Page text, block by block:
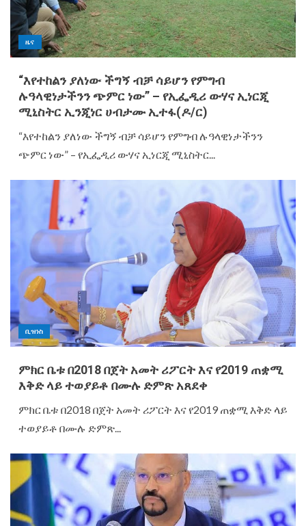
ዜና
“እየተከልን ያለነው ችግኝ ብቻ ሳይሆን የምግብ
ሉዓላዊነታችንን ጭምር ነው” – የኢፌዲሪ ውሃና ኢነርጂ
ሚኒስትር ኢንጂነር ሀብታሙ ኢተፋ(ዶ/ር)
“እየተከልን ያለነው ችግኝ ብቻ ሳይሆን የምግብ ሉዓላዊነታችንን
ጭምር ነው” – የኢፌዲሪ ውሃና ኢነርጂ ሚኒስትር...
ቢዝነስ
ምክር ቤቱ በ2018 በጀት አመት ሪፖርት እና የ2019 ጠቋሚ
እቅድ ላይ ተወያይቶ በሙሉ ድምጽ አጸደቀ
ምክር ቤቱ በ2018 በጀት አመት ሪፖርት እና የ2019 ጠቋሚ እቅድ ላይ
ተወያይቶ በሙሉ ድምጽ...